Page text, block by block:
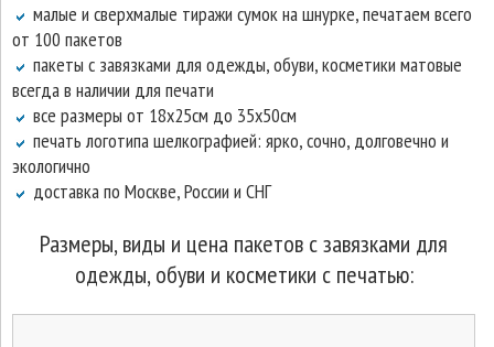
малые и сверхмалые тиражи сумок на шнурке, печатаем всего
от 100 пакетов
пакеты с завязками для одежды, обуви, косметики матовые
всегда в наличии для печати
все размеры от 18х25см до 35х50см
печать логотипа шелкографией: ярко, сочно, долговечно и
экологично
доставка по Москве, России и СНГ
Размеры, виды и цена пакетов с завязками для
одежды, обуви и косметики с печатью: